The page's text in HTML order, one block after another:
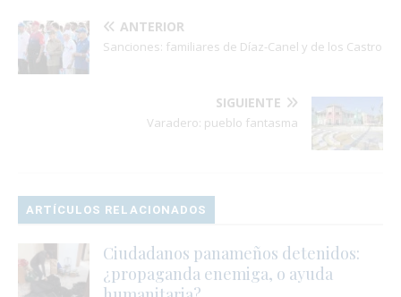
ANTERIOR
Sanciones: familiares de Díaz-Canel y de los Castro
SIGUIENTE
Varadero: pueblo fantasma
ARTÍCULOS RELACIONADOS
Ciudadanos panameños detenidos:
¿propaganda enemiga, o ayuda